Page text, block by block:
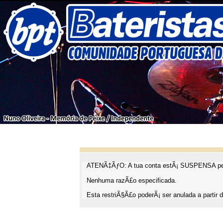
ATENÃ‡ÃƒO: A tua conta estÃ¡ SUSPENSA
Nenhuma razÃ£o especificada.
Esta restriÃ§Ã£o poderÃ¡ ser anulada a partir